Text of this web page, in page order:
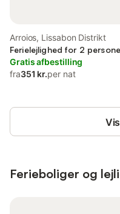
Arroios, Lissabon Distrikt
Ferielejlighed for 2
Gratis afbestilling
fra351 kr.per nat
Ferieboliger og